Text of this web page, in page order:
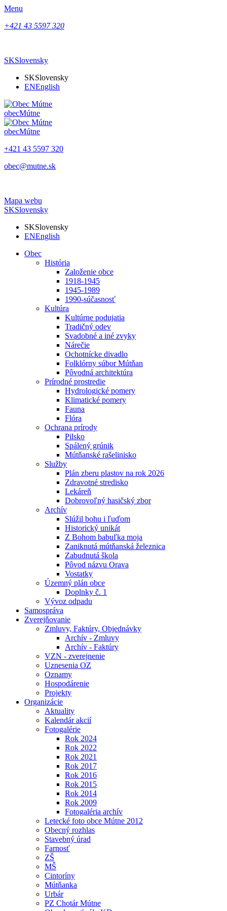
Menu
+421 43 5597 320
SKSlovensky
SKSlovensky
ENEnglish
obecMútne
obecMútne
+421 43 5597 320
obec@mutne.sk
Mapa webu
SKSlovensky
SKSlovensky
ENEnglish
Obec
História
Založenie obce
1918-1945
1945-1989
1990-súčasnosť
Kultúra
Kultúrne podujatia
Tradičný odev
Svadobné a iné zvyky
Nárečie
Ochotnícke divadlo
Folklórny súbor Mútňan
Pôvodná architektúra
Prírodné prostredie
Hydrologické pomery
Klimatické pomery
Fauna
Flóra
Ochrana prírody
Pilsko
Spálený grúnik
Mútňanské rašelinisko
Služby
Plán zberu plastov na rok 2026
Zdravotné stredisko
Lekáreň
Dobrovoľný hasičský zbor
Archív
Slúžil bohu i ľuďom
Historický unikát
Z Bohom babuľka moja
Zaniknutá mútňanská železnica
Zabudnutá škola
Pôvod názvu Orava
Vostatky
Územný plán obce
Doplnky č. 1
Vývoz odpadu
Samospráva
Zverejňovanie
Zmluvy, Faktúry, Objednávky
Archív - Zmluvy
Archív - Faktúry
VZN - zverejnenie
Uznesenia OZ
Oznamy
Hospodárenie
Projekty
Organizácie
Aktuality
Kalendár akcií
Fotogalérie
Rok 2024
Rok 2022
Rok 2021
Rok 2017
Rok 2016
Rok 2015
Rok 2014
Rok 2009
Fotogaléria archív
Letecké foto obce Mútne 2012
Obecný rozhlas
Stavebný úrad
Farnosť
ZŠ
MŠ
Cintoríny
Mútňanka
Urbár
PZ Chotár Mútne